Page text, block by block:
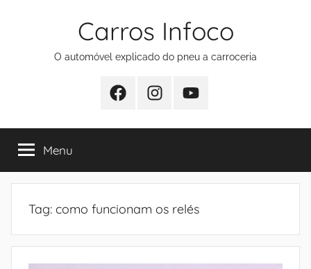
Carros Infoco
O automóvel explicado do pneu a carroceria
FacebookInstagramYoutube
Menu
Tag: como funcionam os relés